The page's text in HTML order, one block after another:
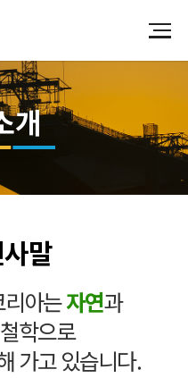
개
말
아는자연과
학으로
가고 있습니다.